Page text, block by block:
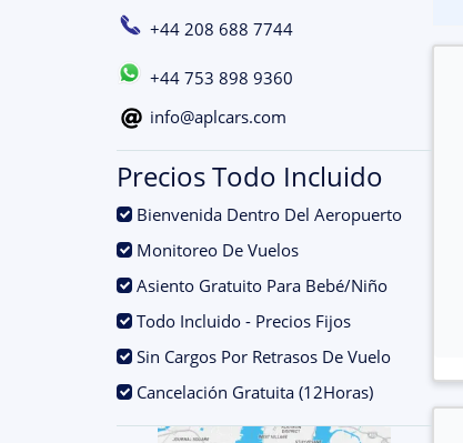
+44 208 688 7744
+44 753 898 9360
info@aplcars.com
Precios Todo Incluido
Bienvenida Dentro Del Aeropuerto
Monitoreo De Vuelos
Asiento Gratuito Para Bebé/Niño
Todo Incluido - Precios Fijos
Sin Cargos Por Retrasos De Vuelo
Cancelación Gratuita (12Horas)